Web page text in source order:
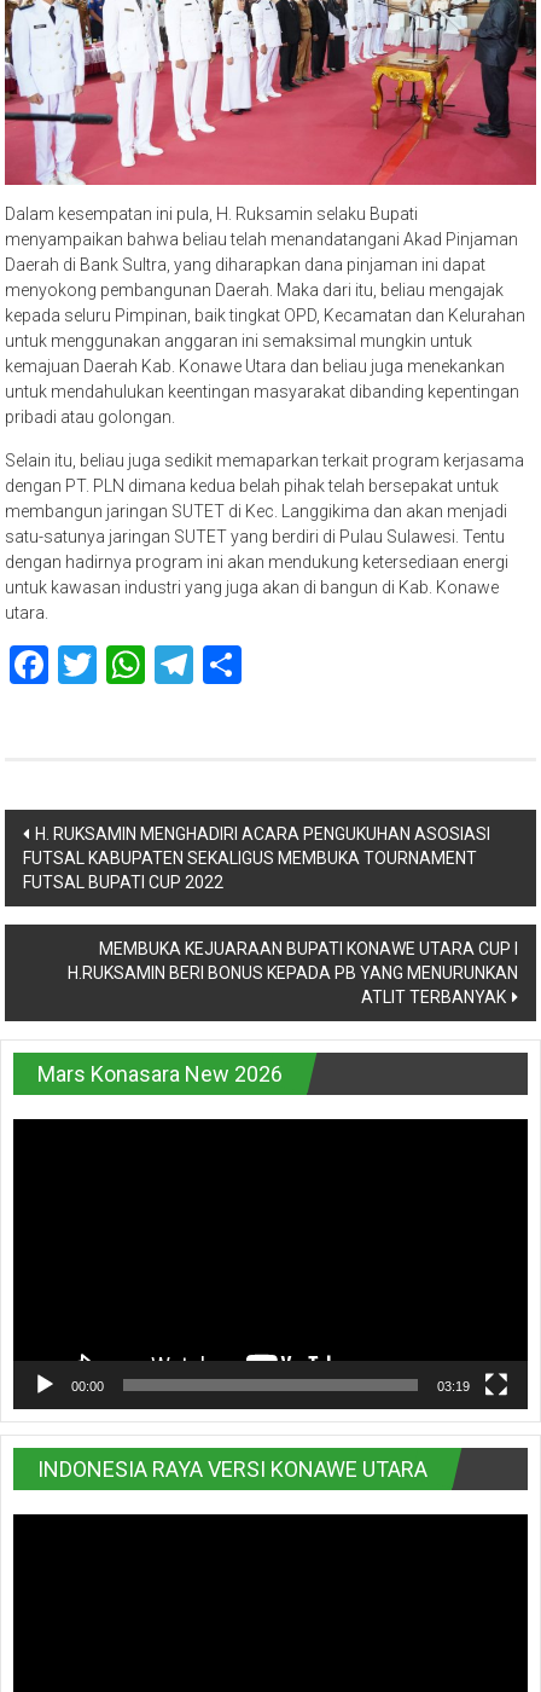
Dalam kesempatan ini pula, H. Ruksamin selaku Bupati
menyampaikan bahwa beliau telah menandatangani Akad Pinjaman
Daerah di Bank Sultra, yang diharapkan dana pinjaman ini dapat
menyokong pembangunan Daerah. Maka dari itu, beliau mengajak
kepada seluru Pimpinan, baik tingkat OPD, Kecamatan dan Kelurahan
untuk menggunakan anggaran ini semaksimal mungkin untuk
kemajuan Daerah Kab. Konawe Utara dan beliau juga menekankan
untuk mendahulukan keentingan masyarakat dibanding kepentingan
pribadi atau golongan.
Selain itu, beliau juga sedikit memaparkan terkait program kerjasama
dengan PT. PLN dimana kedua belah pihak telah bersepakat untuk
membangun jaringan SUTET di Kec. Langgikima dan akan menjadi
satu-satunya jaringan SUTET yang berdiri di Pulau Sulawesi. Tentu
dengan hadirnya program ini akan mendukung ketersediaan energi
untuk kawasan industri yang juga akan di bangun di Kab. Konawe
utara.
Facebook
Twitter
WhatsApp
Telegram
Navigasi
pos
H. RUKSAMIN MENGHADIRI ACARA PENGUKUHAN ASOSIASI
FUTSAL KABUPATEN SEKALIGUS MEMBUKA TOURNAMENT
FUTSAL BUPATI CUP 2022
MEMBUKA KEJUARAAN BUPATI KONAWE UTARA CUP I
H.RUKSAMIN BERI BONUS KEPADA PB YANG MENURUNKAN
ATLIT TERBANYAK
Mars Konasara New 2026
00:00 03:19
INDONESIA RAYA VERSI KONAWE UTARA